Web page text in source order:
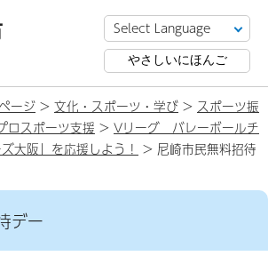
やさしいにほんご
ージ > 文化・スポーツ・学び > スポーツ振
ロスポーツ支援 > Vリーグ バレーボールチ
大阪」を応援しよう！ > 尼崎市民無料招待
デー